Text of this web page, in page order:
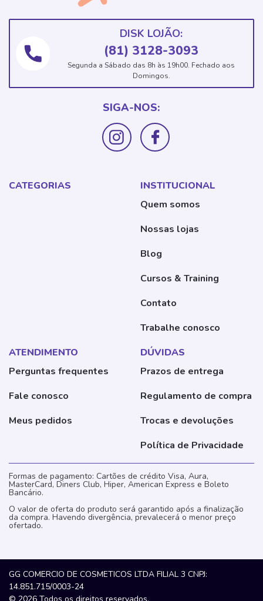
DISK LOJÃO:
(81) 3128-3093
Segunda a Sábado das 8h às 19h00. Fechado aos
Domingos.
SIGA-NOS:
CATEGORIAS
INSTITUCIONAL
Quem somos
Nossas lojas
Blog
Cursos & Training
Contato
Trabalhe conosco
ATENDIMENTO
Perguntas frequentes
Fale conosco
Meus pedidos
DÚVIDAS
Prazos de entrega
Regulamento de compra
Trocas e devoluções
Política de Privacidade
Formas de pagamento: Cartões de crédito Visa, Aura,
MasterCard, Diners Club, Hiper, American Express e Boleto
Bancário.
O valor de oferta do produto será garantido após a finalização
da compra. Havendo divergência, prevalecerá o menor preço
ofertado.
GG COMERCIO DE COSMETICOS LTDA FILIAL 3 CNPJ:
14.851.715/0003-24